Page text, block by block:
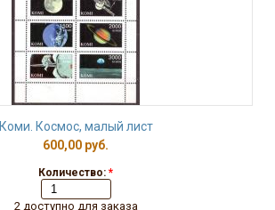
Коми. Космос, малый лист
600,00 руб.
Количество: *
2 доступно для заказа